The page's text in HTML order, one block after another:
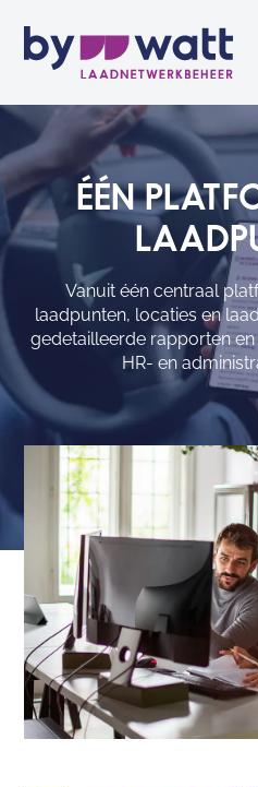
ÉÉN
Vanuit één centraal
laadpunten, locaties en
gedetailleerde rapporten
HR- en